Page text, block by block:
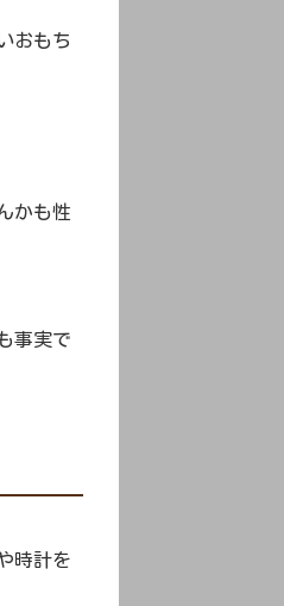
おもち
かも性
事実で
時計を